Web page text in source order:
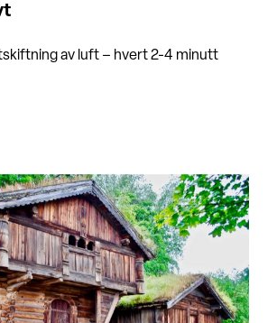
av luft – hvert 2-4 minutt